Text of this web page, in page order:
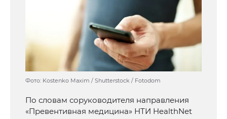
Фото: Kostenko Maxim / Shutterstock / Fotodom
По словам соруководителя направления
«Превентивная медицина» НТИ HealthNet